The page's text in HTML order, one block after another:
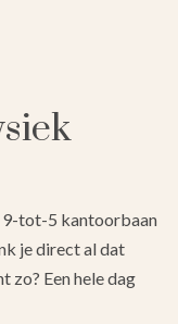
9-tot-5 kantoorbaan
je direct al dat
zo? Een hele dag